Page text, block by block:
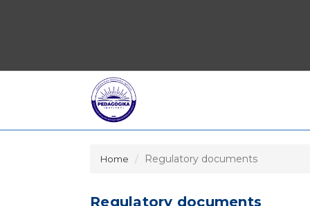
Home Regulatory documents
Regulatory documents